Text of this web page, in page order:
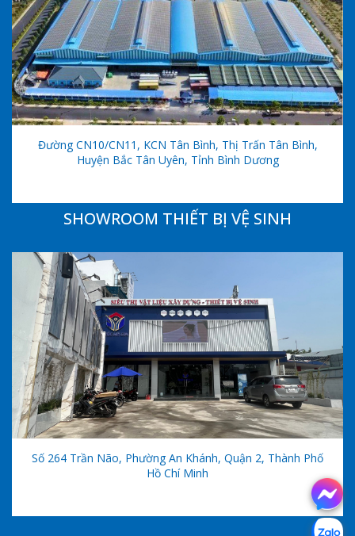
Đường CN10/CN11, KCN Tân Bình, Thị Trấn Tân Bình,
Huyện Bắc Tân Uyên, Tỉnh Bình Dương
SHOWROOM THIẾT BỊ VỆ SINH
Số 264 Trần Não, Phường An Khánh, Quận 2, Thành Phố
Hồ Chí Minh